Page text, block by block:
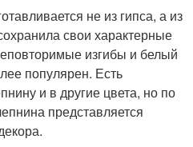
не из гипса, а из
свои характерные
изгибы и белый
популярен. Есть
и в другие цвета, но по
представляется